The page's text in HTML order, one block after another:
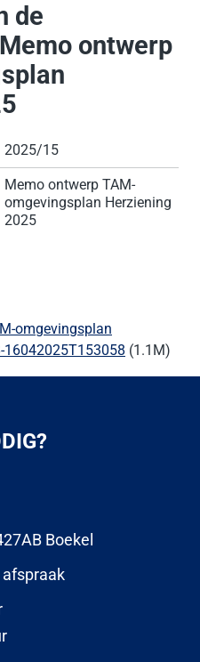
de
ontwerp
2025/15
Memo ontwerp TAM-
omgevingsplan Herziening
2025
omgevingsplan
16042025T153058 (1.1M)
Boekel